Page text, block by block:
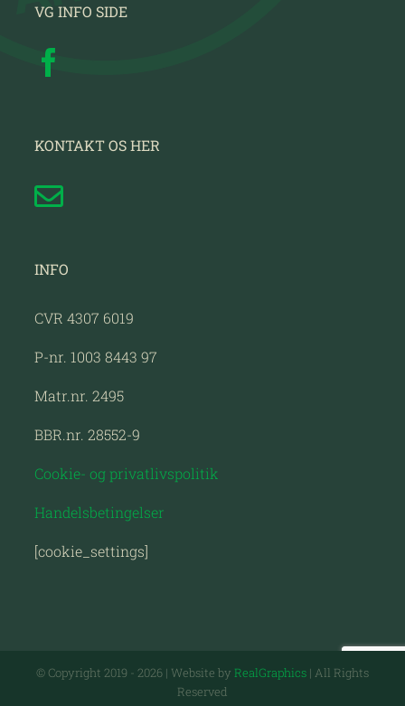
VG INFO SIDE
KONTAKT OS HER
INFO
CVR 4307 6019
P-nr. 1003 8443 97
Matr.nr. 2495
BBR.nr. 28552-9
Cookie- og privatlivspolitik
Handelsbetingelser
[cookie_settings]
© Copyright 2019 - 2026 | Website by RealGraphics | All Rights
Reserved